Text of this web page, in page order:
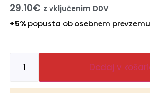
29.10€ z vključenim DDV
+5% popusta ob osebnem
Dodaj v